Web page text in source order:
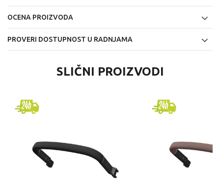
OCENA PROIZVODA
PROVERI DOSTUPNOST U RADNJAMA
SLIČNI PROIZVODI